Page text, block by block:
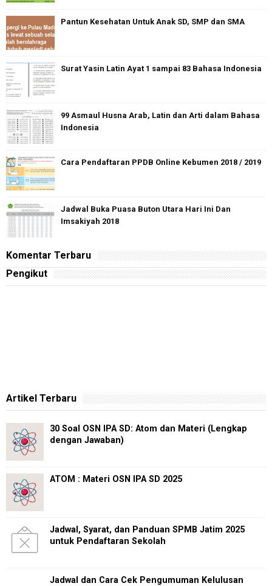
Pantun Kesehatan Untuk Anak SD, SMP dan SMA
Surat Yasin Latin Ayat 1 sampai 83 Bahasa Indonesia
99 Asmaul Husna Arab, Latin dan Arti dalam Bahasa
Indonesia
Cara Pendaftaran PPDB Online Kebumen 2018 / 2019
Jadwal Buka Puasa Buton Utara Hari Ini Dan
Imsakiyah 2018
Komentar Terbaru
Pengikut
Artikel Terbaru
30 Soal OSN IPA SD: Atom dan Materi (Lengkap
dengan Jawaban)
ATOM : Materi OSN IPA SD 2025
Jadwal, Syarat, dan Panduan SPMB Jatim 2025
untuk Pendaftaran Sekolah
Jadwal dan Cara Cek Pengumuman Kelulusan